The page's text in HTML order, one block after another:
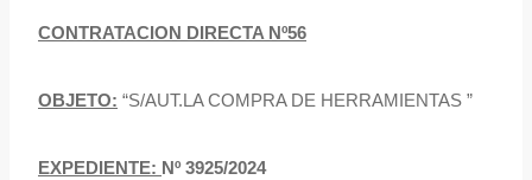
CONTRATACION DIRECTA Nº56
OBJETO: “S/AUT.LA COMPRA DE HERRAMIENTAS ”
EXPEDIENTE: Nº 3925/2024